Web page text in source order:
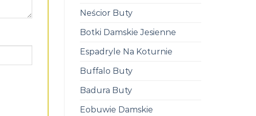
Neścior Buty
Botki Damskie Jesienne
Espadryle Na Koturnie
Buffalo Buty
Badura Buty
Eobuwie Damskie